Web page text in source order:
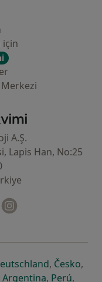
için
- Ana Sayfa
A.Ş.
Lapis Han, No:25
açılır açılır
bir sekmede açılır
açılır
bir sekmede açılır
yeni bir
, Českoyeni
,
açılıraçılır
bir sekmede açılır
Argentinayeni bir
, Perúyeni
,